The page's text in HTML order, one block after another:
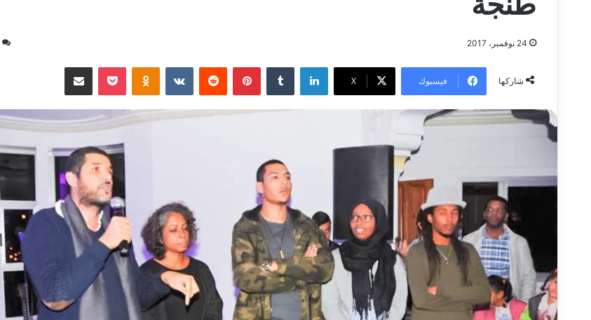
24 نوفمبر، 2017
شاركها فيسبوك ‫X
لينكدإن بينتيريست